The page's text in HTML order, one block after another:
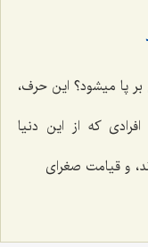
پا میشود؟ این حرف،
كه از این دنیا
و قیامت صغراى‌